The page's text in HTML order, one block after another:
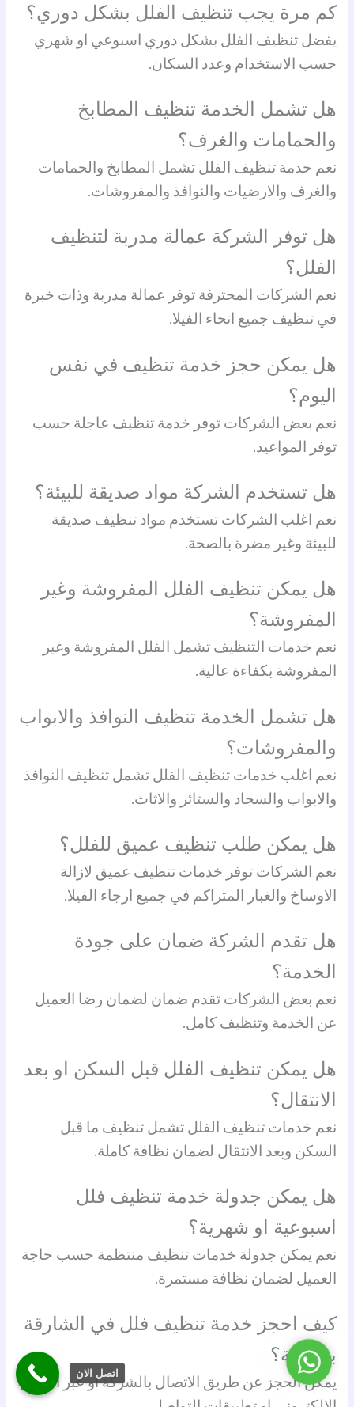
كم مرة يجب تنظيف الفلل بشكل دوري؟
يفضل تنظيف الفلل بشكل دوري اسبوعي او شهري
حسب الاستخدام وعدد السكان.
هل تشمل الخدمة تنظيف المطابخ
والحمامات والغرف؟
نعم خدمة تنظيف الفلل تشمل المطابخ والحمامات
والغرف والارضيات والنوافذ والمفروشات.
هل توفر الشركة عمالة مدربة لتنظيف
الفلل؟
نعم الشركات المحترفة توفر عمالة مدربة وذات خبرة
في تنظيف جميع انحاء الفيلا.
هل يمكن حجز خدمة تنظيف في نفس
اليوم؟
نعم بعض الشركات توفر خدمة تنظيف عاجلة حسب
توفر المواعيد.
هل تستخدم الشركة مواد صديقة للبيئة؟
نعم اغلب الشركات تستخدم مواد تنظيف صديقة
للبيئة وغير مضرة بالصحة.
هل يمكن تنظيف الفلل المفروشة وغير
المفروشة؟
نعم خدمات التنظيف تشمل الفلل المفروشة وغير
المفروشة بكفاءة عالية.
هل تشمل الخدمة تنظيف النوافذ والابواب
والمفروشات؟
نعم اغلب خدمات تنظيف الفلل تشمل تنظيف النوافذ
والابواب والسجاد والستائر والاثاث.
هل يمكن طلب تنظيف عميق للفلل؟
نعم الشركات توفر خدمات تنظيف عميق لازالة
الاوساخ والغبار المتراكم في جميع ارجاء الفيلا.
هل تقدم الشركة ضمان على جودة
الخدمة؟
نعم بعض الشركات تقدم ضمان لضمان رضا العميل
عن الخدمة وتنظيف كامل.
هل يمكن تنظيف الفلل قبل السكن او بعد
الانتقال؟
نعم خدمات تنظيف الفلل تشمل تنظيف ما قبل
السكن وبعد الانتقال لضمان نظافة كاملة.
هل يمكن جدولة خدمة تنظيف فلل
اسبوعية او شهرية؟
نعم يمكن جدولة خدمات تنظيف منتظمة حسب حاجة
العميل لضمان نظافة مستمرة.
كيف احجز خدمة تنظيف فلل في الشارقة
بسهولة؟
يمكن الحجز عن طريق الاتصال بالشركة او عبر الموقع
اتصل الان
واتساب